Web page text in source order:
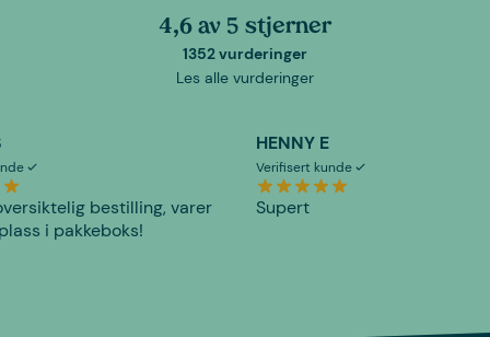
4,6 av 5 stjerner
1352 vurderinger
Les alle vurderinger
bestilling, varer
i pakkeboks!
HENNY E
Verifisert kunde
Supert